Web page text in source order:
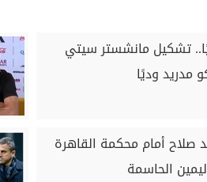
تشكيل مانشستر سيتي
مدريد وديًا
صلاح أمام محكمة القاهرة
الحاسمة